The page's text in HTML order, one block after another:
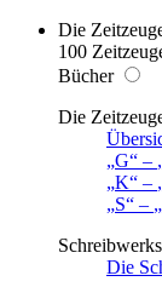
Die
100
Bücher
Die
G
–
K
–
S
–
Die